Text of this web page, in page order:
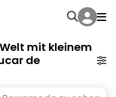
mit kleinem
de